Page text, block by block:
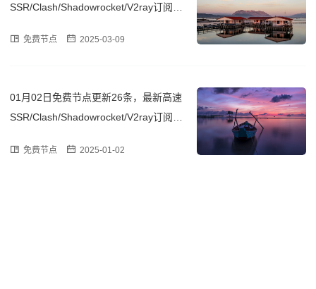
SSR/Clash/Shadowrocket/V2ray订阅链
免费节点 2025-03-09
01月02日免费节点更新26条，最新高速
SSR/Clash/Shadowrocket/V2ray订阅链
免费节点 2025-01-02